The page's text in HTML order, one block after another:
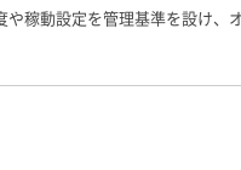
稼動設定を管理基準を設け、